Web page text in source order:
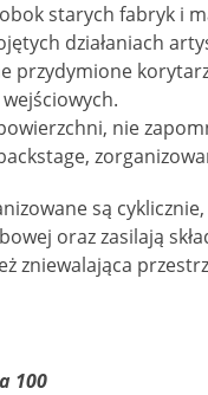
starych fabryk i
działaniach
przydymione
nie
są
oraz zasilają
zniewalająca
100